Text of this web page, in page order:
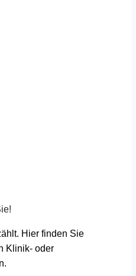
Hier finden Sie
Klinik- oder